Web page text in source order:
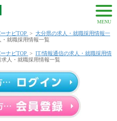
MENU
ナビTOP > 大分県の求人・就職採用情報一
就職採用情報一覧
ナビTOP > IT/情報通信の求人・就職採用情
人・就職採用情報一覧